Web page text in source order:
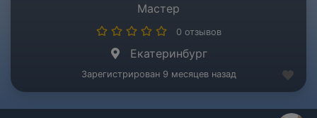
Мастер
0 отзывов
Екатеринбург
Зарегистрирован 9 месяцев назад